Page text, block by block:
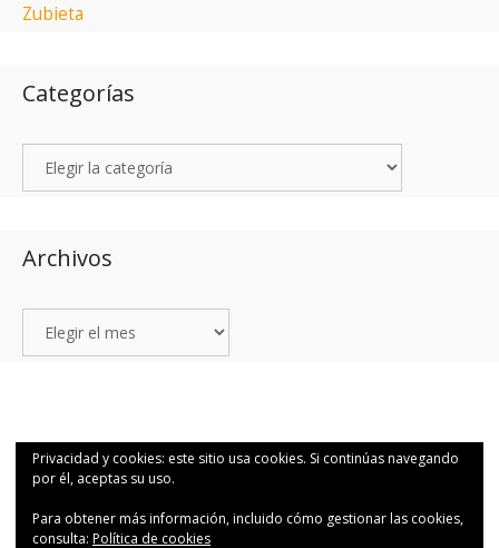
Zubieta
Categorías
Archivos
© 2026 1Q48 Fotografía para valientes por Canutosson.• Creado con
GeneratePress
Privacidad y cookies: este sitio usa cookies. Si continúas navegando
por él, aceptas su uso.
Para obtener más información, incluido cómo gestionar las cookies,
consulta: Política de cookies